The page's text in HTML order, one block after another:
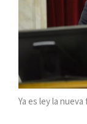
Ya es ley la